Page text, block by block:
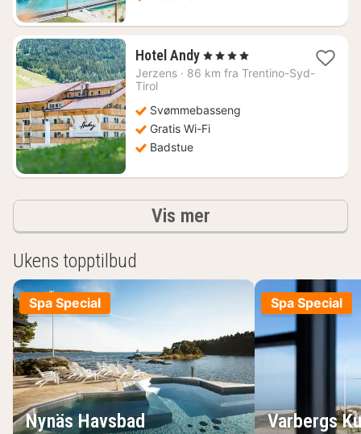
Hotel Andy1
natt
kr.
, 4 Stjerner
Jerzens · 86 km fra Trentino-Syd-
Tirol
Svømmebasseng
Gratis Wi-Fi
Badstue
Vis merResultater
Ukens topptilbud
Spa Special
Nynäs Havsbad
Spa Special
Varbergs